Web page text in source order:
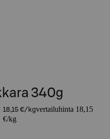
340g
18,15 €/kgvertailuhinta 18,15
€/kg